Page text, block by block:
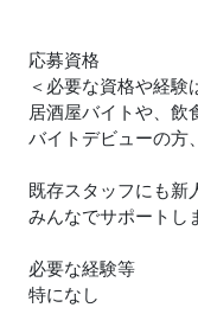
応募資格
＜必要な資格や経験
居酒屋バイトや、飲
バイトデビューの方
既存スタッフにも新
みんなでサポートし
必要な経験等
特になし